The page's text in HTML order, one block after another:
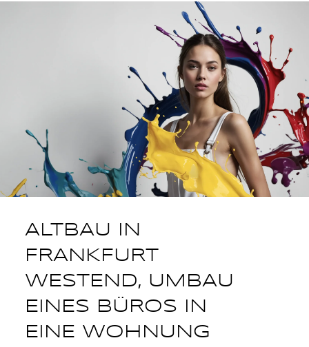
ALTBAU IN
FRANKFURT
WESTEND, UMBAU
EINES BÜROS IN
EINE WOHNUNG